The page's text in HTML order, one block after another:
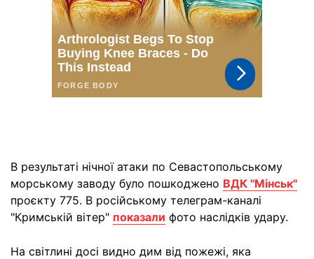
В результаті нічної атаки по Севастопольському
морському заводу було пошкоджено ВДК "Мінськ"
проєкту 775. В російському телеграм-каналі
"Кримській вітер" показали фото наслідків удару.
На світлині досі видно дим від пожежі, яка